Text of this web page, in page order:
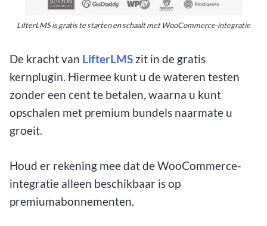
LifterLMS is gratis te starten en schaalt met WooCommerce-integratie
De kracht van LifterLMS zit in de gratis
kernplugin. Hiermee kunt u de wateren testen
zonder een cent te betalen, waarna u kunt
opschalen met premium bundels naarmate u
groeit.
Houd er rekening mee dat de WooCommerce-
integratie alleen beschikbaar is op
premiumabonnementen.